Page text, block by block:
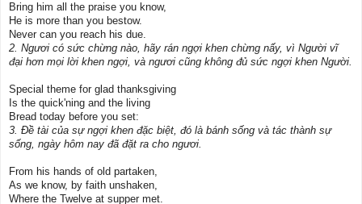
Bring him all the praise you know,
He is more than you bestow.
Never can you reach his due.
2. Ngươi có sức chừng nào, hãy rán ngợi khen chừng nấy, vì Người vĩ
đại hơn mọi lời khen ngợi, và ngươi cũng không đủ sức ngợi khen Người.
Special theme for glad thanksgiving
Is the quick'ning and the living
Bread today before you set:
3. Ðề tài của sự ngợi khen đặc biệt, đó là bánh sống và tác thành sự
sống, ngày hôm nay đã đặt ra cho ngươi.
From his hands of old partaken,
As we know, by faith unshaken,
Where the Twelve at supper met.